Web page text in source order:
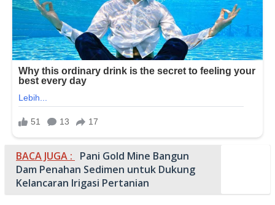
BACA JUGA :
Pani Gold Mine Bangun
Dam Penahan Sedimen untuk Dukung
Kelancaran Irigasi Pertanian